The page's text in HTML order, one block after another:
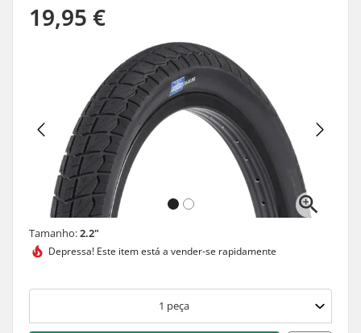
19,95 €
Tamanho:2.2"
Depressa! Este item está a vender-se rapidamente
1 peça